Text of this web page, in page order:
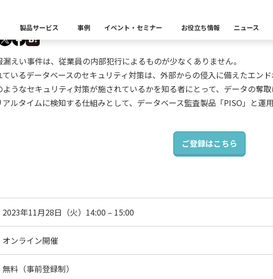
製品サービス
データ資産管理ソフトウェア
ソリューション
データベース
データ統合 データ可視化・活用基盤 データセキュ
課題から探す
課題に関する製品をこちらから探すことができます。
異種データベース移行時のよくある課題
キーワードに関連する製品をこちらから探すことができます。
SQLテスト クラウド移行 テストデータ作成
業界から探す
業界特有の課題・ユースケース・関連製品・事例をこちらから探
公共
Insight Catalog Insight SQL
事例 イベント・セミナー
イベント セミナー
お役立ち情報 ニュース
Insight Blog CxOリレーブログ
代表あいさつ 会社概要
ウェビナー】内部犯行を防ぐためのDBアクセスのリアル
えい事件は、従業員の内部犯行によるものが少なくありません。
いるデータベースのセキュリティ対策は、外部からの侵入に備えたエン
うなセキュリティ対策が施されているかを知る者にとって、データの奪
ルタイムに検知する仕組みとして、データベース監査製品「PISO」と
ご登録はこちら
2023年11月28日（火）14:00 – 15:00
オンライン開催
無料（事前登録制）